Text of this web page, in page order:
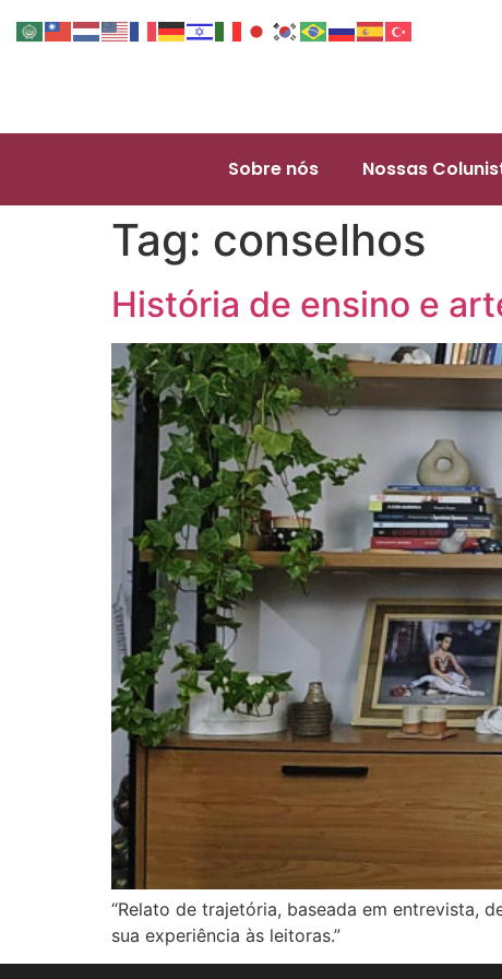
Sobre nós Nossas
Tag: conselhos
História de ensino e
“Relato de trajetória, baseada em entrevista,
sua experiência às leitoras.”